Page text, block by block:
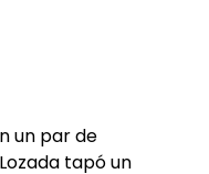
un par de
tapó un